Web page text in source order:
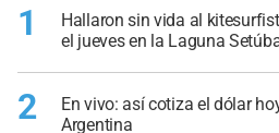
1
Hallaron sin vida al
el jueves en la Laguna
2
En vivo: así cotiza el dólar
Argentina